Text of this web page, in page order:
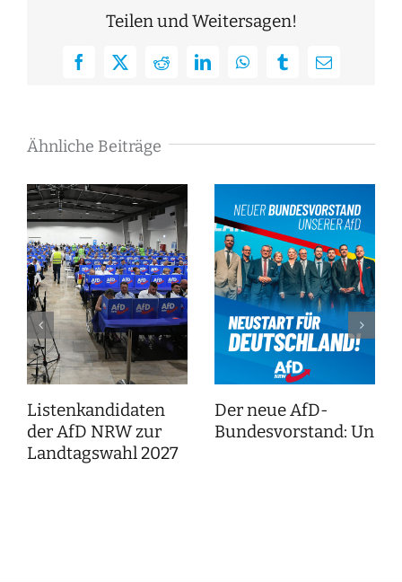
Teilen und Weitersagen!
Facebook
X RedditLinkedInWhatsAppTumblrE-
Ähnliche Beiträge
Listenkandidaten
der AfD NRW zur
Landtagswahl 2027
Der neue AfD-
Bundesvorstand: